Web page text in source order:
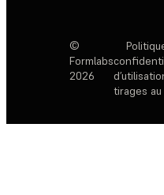
©
Formlabs
2026
tirages